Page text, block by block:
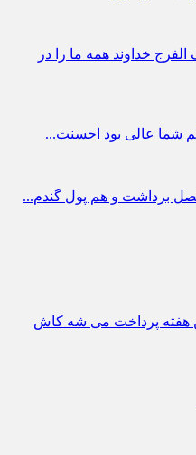
الفرج خداوند همه ما را در
شما عالی بود احسنت...
برداشت و هم پول گندم...
هفته پرداخت می شه کاش